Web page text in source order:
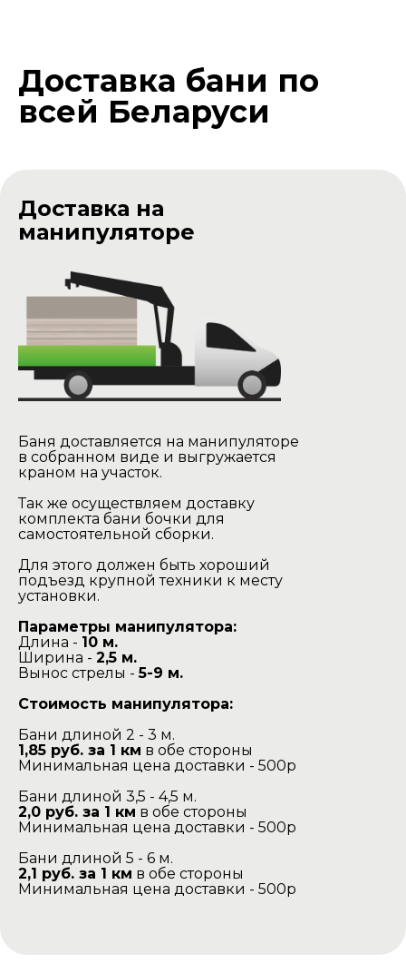
Доставка бани по
всей Беларуси
Доставка на
манипуляторе
Баня доставляется на манипуляторе
в собранном виде и выгружается
краном на участок.
Так же осуществляем доставку
комплекта бани бочки для
самостоятельной сборки.
Для этого должен быть хороший
подъезд крупной техники к месту
установки.
Параметры манипулятора:
Длина - 10 м.
Ширина - 2,5 м.
Вынос стрелы -5-9 м.
Стоимость манипулятора:
Бани длиной 2 - 3 м.
1,85 руб. за 1 км в обе стороны
Минимальная цена доставки - 500р
Бани длиной 3,5 - 4,5 м.
2,0 руб. за 1 км в обе стороны
Минимальная цена доставки - 500р
Бани длиной 5 - 6 м.
2,1 руб. за 1 км в обе стороны
Минимальная цена доставки - 500р